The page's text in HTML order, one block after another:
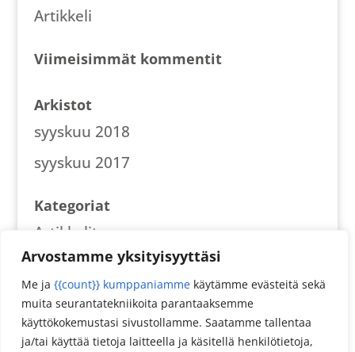
Arvostamme yksityisyyttäsi
Me ja {{count}} kumppaniamme käytämme evästeitä sekä
muita seurantatekniikoita parantaaksemme
käyttökokemustasi sivustollamme. Saatamme tallentaa
ja/tai käyttää tietoja laitteella ja käsitellä henkilötietoja,
Artikkeli
Viimeisimmät kommentit
Arkistot
syyskuu 2018
syyskuu 2017
Kategoriat
Artikkelit
Reseptit
Meta
Kirjaudu sisään